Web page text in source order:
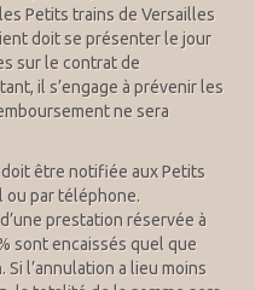
Petits trains de Versailles
doit se présenter le jour
sur le contrat de
il s’engage à prévenir les
ne sera
être notifiée aux Petits
ou par téléphone.
prestation réservée à
sont encaissés quel que
l’annulation a lieu moins